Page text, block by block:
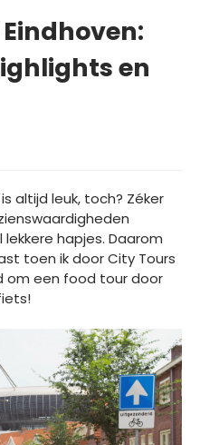
en
altijd leuk, toch? Zéker
hapjes. Daarom
toen ik door City Tours
om een food tour door